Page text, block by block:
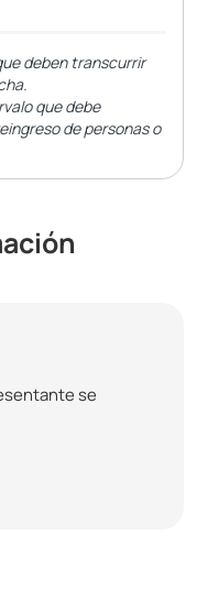
deben transcurrir
que debe
de personas o
se